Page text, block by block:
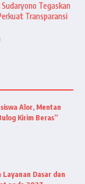
Sudaryono Tegaskan
Transparansi
Alor, Mentan
Kirim Beras”
Layanan Dasar dan